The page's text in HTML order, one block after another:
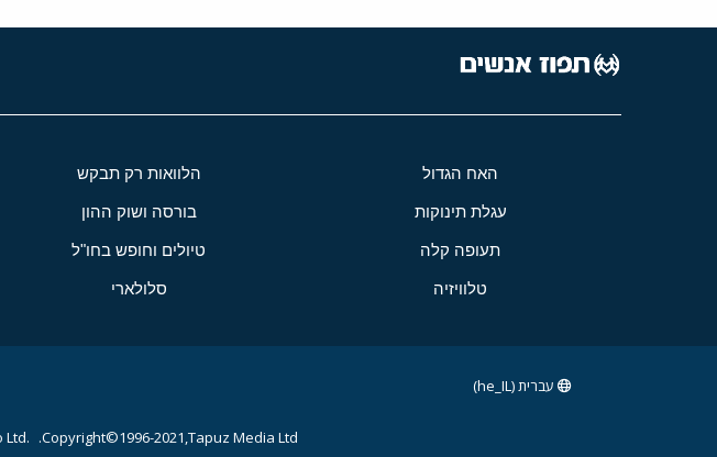
האח הגדול הלוואות רק תבקש
עגלת תינוקות בורסה ושוק ההון
תעופה קלה טיולים וחופש בחו"ל
טלוויזיה סלולארי
עברית (he_IL)
Copyright©1996-2021,Tapuz Media Ltd.
Ltd.